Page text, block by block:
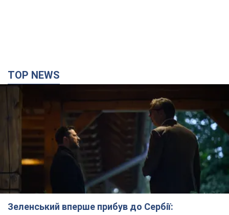
TOP NEWS
Зеленський вперше прибув до Сербії: